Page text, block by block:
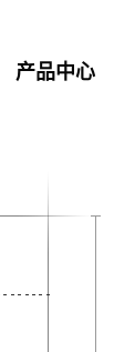
产品中心